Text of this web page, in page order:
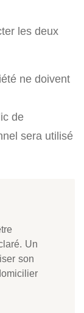
les deux
ne doivent
de
sera utilisé
Un
son